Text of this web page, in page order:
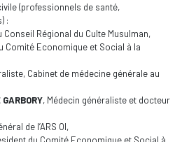
(professionnels de santé,
:
Conseil Régional du Culte Musulman,
Comité Economique et Social à la
Cabinet de médecine générale au
, Médecin généraliste et docteur
de l’ARS OI,